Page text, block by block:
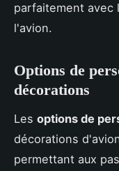
parfaitement avec
l'avion.
Options de
décorations
Les options de
décorations
permettant aux